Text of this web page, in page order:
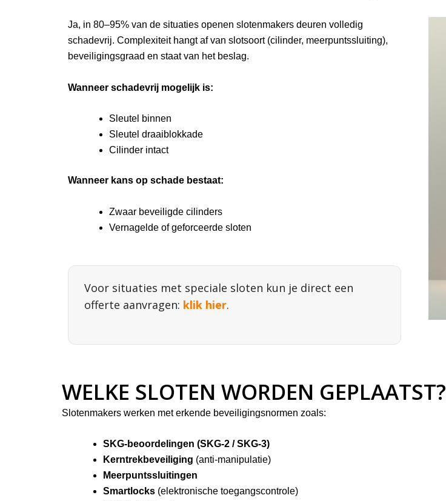
Ja, in 80–95% van de situaties openen slotenmakers deuren volledig
schadevrij. Complexiteit hangt af van slotsoort (cilinder, meerpuntssluiting),
beveiligingsgraad en staat van het beslag.
Wanneer schadevrij mogelijk is:
Sleutel binnen
Sleutel draaiblokkade
Cilinder intact
Wanneer kans op schade bestaat:
Zwaar beveiligde cilinders
Vernagelde of geforceerde sloten
Voor situaties met speciale sloten kun je direct een
offerte aanvragen: klik hier.
WELKE SLOTEN WORDEN GEPLAATST?
Slotenmakers werken met erkende beveiligingsnormen zoals:
SKG-beoordelingen (SKG-2 / SKG-3)
Kerntrekbeveiliging (anti-manipulatie)
Meerpuntssluitingen
Smartlocks (elektronische toegangscontrole)